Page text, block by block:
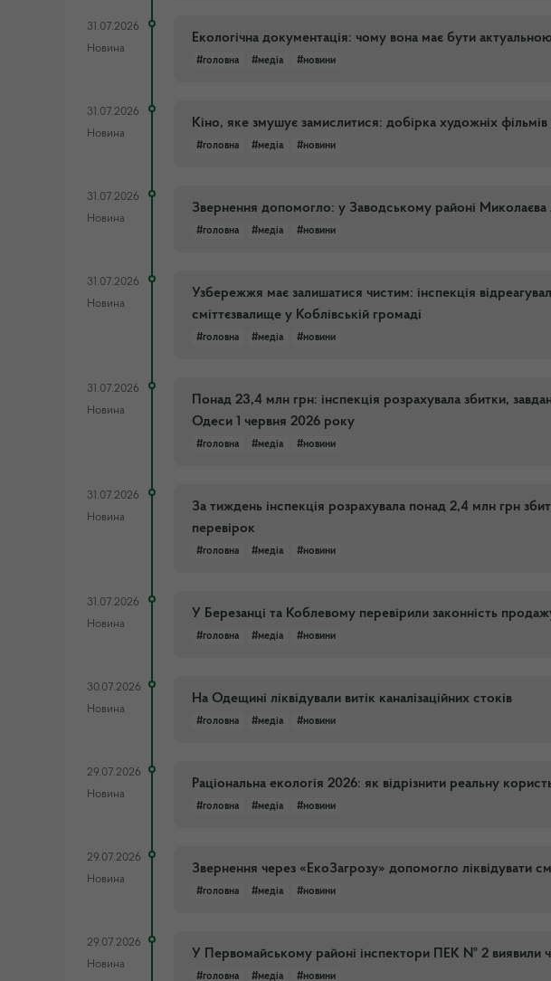
31.07.2026
Новина
Екологічна документація: чому вона має бути актуальною
#головна #медіа #новини
31.07.2026
Новина
Кіно, яке змушує замислитися: добірка художніх
#головна #медіа #новини
31.07.2026
Новина
Звернення допомогло: у Заводському районі Миколаєва
#головна #медіа #новини
31.07.2026
Новина
Узбережжя має залишатися чистим: інспекція
сміттєзвалище у Коблівській громаді
#головна #медіа #новини
31.07.2026
Новина
Понад 23,4 млн грн: інспекція розрахувала збитки,
Одеси 1 червня 2026 року
#головна #медіа #новини
31.07.2026
Новина
За тиждень інспекція розрахувала понад 2,4 млн грн
перевірок
#головна #медіа #новини
31.07.2026
Новина
У Березанці та Коблевому перевірили законність
#головна #медіа #новини
30.07.2026
Новина
На Одещині ліквідували витік каналізаційних стоків
#головна #медіа #новини
29.07.2026
Новина
Раціональна екологія 2026: як відрізнити реальну
#головна #медіа #новини
29.07.2026
Новина
Звернення через «ЕкоЗагрозу» допомогло ліквідувати
#головна #медіа #новини
29.07.2026
Новина
У Первомайському районі інспектори ПЕК № 2 виявили
#головна #медіа #новини